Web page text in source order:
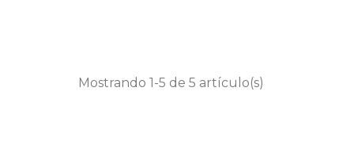
Mostrando 1-5 de 5 artículo(s)